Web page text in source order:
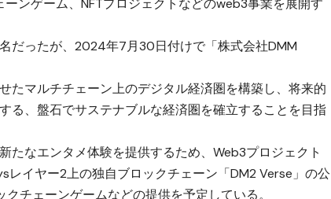
ンゲーム、NFTプロジェクトなどのweb3事業を展開す
だったが、2024年7月30日付けで「株式会社DMM
たマルチチェーン上のデジタル経済圏を構築し、将来的
る、盤石でサステナブルな経済圏を確立することを目指
たなエンタメ体験を提供するため、Web3プロジェクト
イヤー2上の独自ブロックチェーン「DM2 Verse」の公
チェーンゲームなどの提供を予定している。